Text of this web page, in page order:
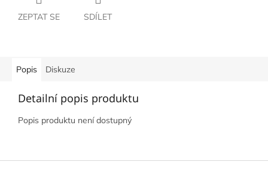
ZEPTAT SE SDÍLET
Popis Diskuze
Detailní popis produktu
Popis produktu není dostupný
Z